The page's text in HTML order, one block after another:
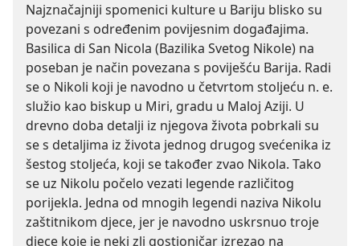
Najznačajniji spomenici kulture u Bariju blisko su
povezani s određenim povijesnim događajima.
Basilica di San Nicola (Bazilika Svetog Nikole) na
poseban je način povezana s poviješću Barija. Radi
se o Nikoli koji je navodno u četvrtom stoljeću n. e.
služio kao biskup u Miri, gradu u Maloj Aziji. U
drevno doba detalji iz njegova života pobrkali su
se s detaljima iz života jednog drugog svećenika iz
šestog stoljeća, koji se također zvao Nikola. Tako
se uz Nikolu počelo vezati legende različitog
porijekla. Jedna od mnogih legendi naziva Nikolu
zaštitnikom djece, jer je navodno uskrsnuo troje
djece koje je neki zli gostioničar izrezao na